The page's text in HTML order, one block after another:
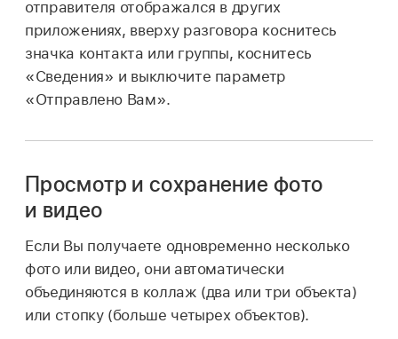
отправителя отображался в других
приложениях, вверху разговора коснитесь
значка контакта или группы, коснитесь
«Сведения» и выключите параметр
«Отправлено Вам».
Просмотр и сохранение фото
и видео
Если Вы получаете одновременно несколько
фото или видео, они автоматически
объединяются в коллаж (два или три объекта)
или стопку (больше четырех объектов).